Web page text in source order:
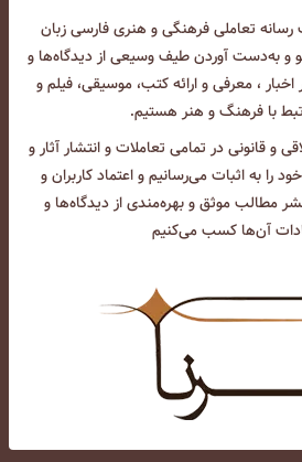
رسانه تعاملی فرهنگی و هنری فارسی زبان
به‌دست آوردن طیف وسیعی از دیدگاه‌ها و
اخبار ، معرفی و ارائه کتب، موسیقی، فیلم و
با فرهنگ و هنر هستیم.
و قانونی در تمامی تعاملات و انتشار آثار و
را به اثبات می‌رسانیم و اعتماد کاربران و
مطالب موثق و بهره‌مندی از دیدگاه‌ها و
آن‌ها کسب می‌کنیم